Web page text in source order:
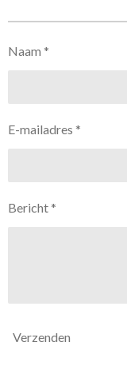
Naam *
E-mailadres *
Bericht *
Verzenden